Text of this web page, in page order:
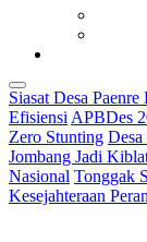
Siasat Desa
Efisiensi APBDes
Zero Stunting
Jombang Jadi
Nasional Tonggak
Kesejahteraan